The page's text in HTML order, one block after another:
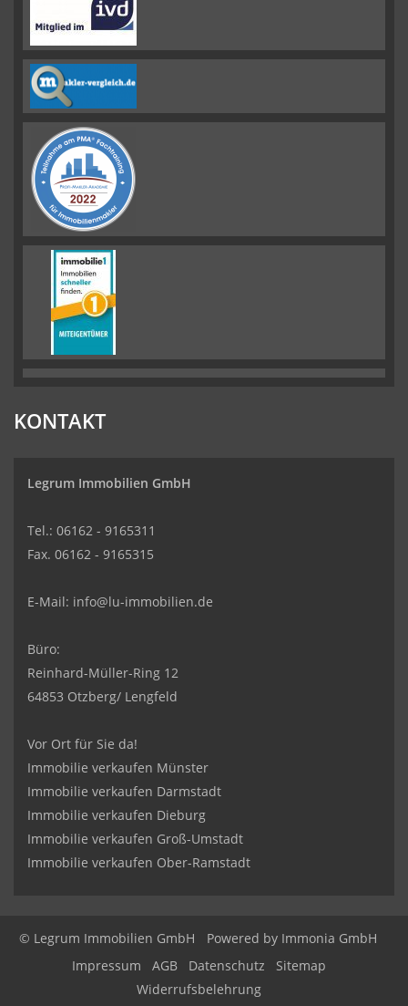
KONTAKT
Legrum Immobilien GmbH
Tel.: 06162 - 9165311
Fax. 06162 - 9165315
E-Mail: info@lu-immobilien.de
Büro:
Reinhard-Müller-Ring 12
64853 Otzberg/ Lengfeld
Vor Ort für Sie da!
Immobilie verkaufen Münster
Immobilie verkaufen Darmstadt
Immobilie verkaufen Dieburg
Immobilie verkaufen Groß-Umstadt
Immobilie verkaufen Ober-Ramstadt
© Legrum Immobilien GmbH Powered by Immonia GmbH
Impressum
AGB Datenschutz
Sitemap
Widerrufsbelehrung